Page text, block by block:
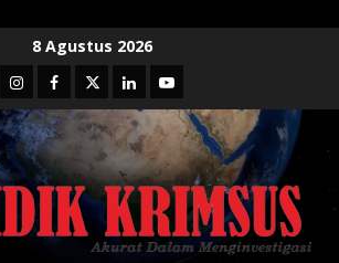
8 Agustus 2026
InstagramFacebook
TwitterLinkedinYoutube